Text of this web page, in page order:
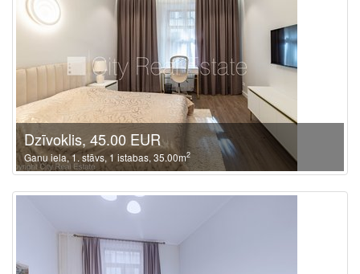
Dzīvoklis, 45.00 EUR
Ganu iela, 1. stāvs, 1 istabas, 35.00m2